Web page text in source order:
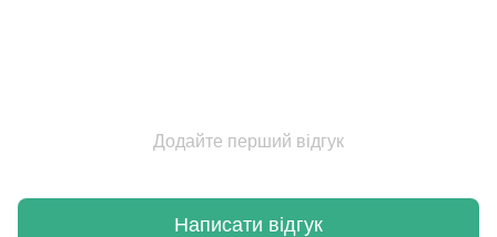
Додайте перший відгук
Написати відгук